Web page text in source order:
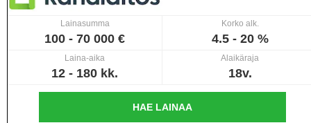
Lainasumma
100 - 70 000 €
Korko alk.
4.5 - 20 %
Laina-aika
12 - 180 kk.
Alaikäraja
18v.
HAE LAINAA